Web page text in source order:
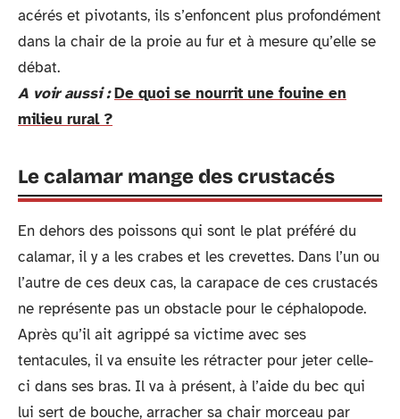
acérés et pivotants, ils s’enfoncent plus profondément
dans la chair de la proie au fur et à mesure qu’elle se
débat.
A voir aussi : De quoi se nourrit une fouine en
milieu rural ?
Le calamar mange des crustacés
En dehors des poissons qui sont le plat préféré du
calamar, il y a les crabes et les crevettes. Dans l’un ou
l’autre de ces deux cas, la carapace de ces crustacés
ne représente pas un obstacle pour le céphalopode.
Après qu’il ait agrippé sa victime avec ses
tentacules, il va ensuite les rétracter pour jeter celle-
ci dans ses bras. Il va à présent, à l’aide du bec qui
lui sert de bouche, arracher sa chair morceau par